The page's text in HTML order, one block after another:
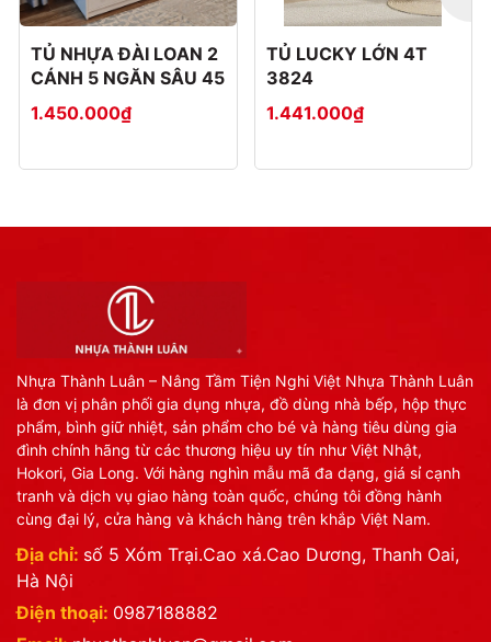
TỦ NHỰA ĐÀI LOAN 2
CÁNH 5 NGĂN SÂU 45
1.450.000₫
TỦ LUCKY LỚN 4T
3824
1.441.000₫
Nhựa Thành Luân – Nâng Tầm Tiện Nghi Việt Nhựa Thành Luân
là đơn vị phân phối gia dụng nhựa, đồ dùng nhà bếp, hộp thực
phẩm, bình giữ nhiệt, sản phẩm cho bé và hàng tiêu dùng gia
đình chính hãng từ các thương hiệu uy tín như Việt Nhật,
Hokori, Gia Long. Với hàng nghìn mẫu mã đa dạng, giá sỉ cạnh
tranh và dịch vụ giao hàng toàn quốc, chúng tôi đồng hành
cùng đại lý, cửa hàng và khách hàng trên khắp Việt Nam.
Địa chỉ: số 5 Xóm Trại.Cao xá.Cao Dương, Thanh Oai,
Hà Nội
Điện thoại: 0987188882